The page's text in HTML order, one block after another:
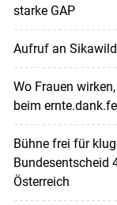
starke GAP
Aufruf an
Wo Frauen
beim
Bühne frei für
Bundesentscheid
Österreich